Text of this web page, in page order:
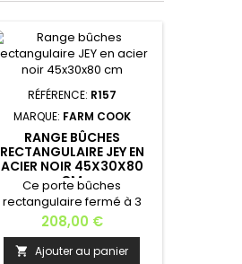
RÉFÉRENCE: R157
MARQUE: FARM COOK
RANGE BÛCHES
RECTANGULAIRE JEY EN
ACIER NOIR 45X30X80
CM
Ce porte bûches
rectangulaire fermé à 3
compartiments pour un
optimal de rangement, est
fabriqué à la main; est la
Prix
208,00 €
 Ajouter au panier